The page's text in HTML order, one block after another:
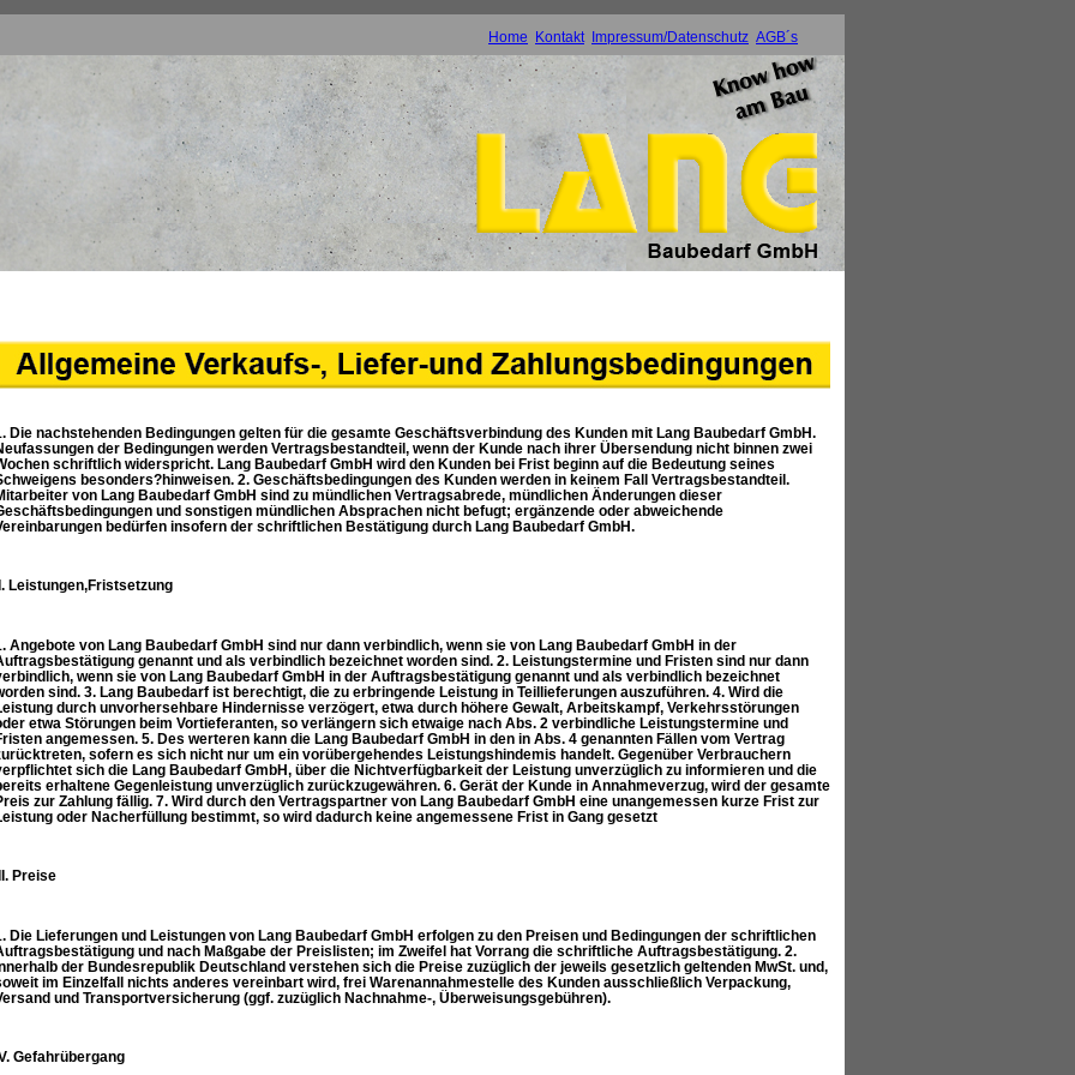
Home Kontakt Impressum/Datenschutz AGB´s
Die nachstehenden Bedingungen gelten für die gesamte Geschäftsverbindung des Kunden mit Lang Baubedarf GmbH.
der Bedingungen werden Vertragsbestandteil, wenn der Kunde nach ihrer Übersendung nicht binnen zwei
schriftlich widerspricht. Lang Baubedarf GmbH wird den Kunden bei Frist beginn auf die Bedeutung seines
besonders?hinweisen. 2. Geschäftsbedingungen des Kunden werden in keinem Fall Vertragsbestandteil.
von Lang Baubedarf GmbH sind zu mündlichen Vertragsabrede, mündlichen Änderungen dieser
und sonstigen mündlichen Absprachen nicht befugt; ergänzende oder abweichende
bedürfen insofern der schriftlichen Bestätigung durch Lang Baubedarf GmbH.
Leistungen,Fristsetzung
Angebote von Lang Baubedarf GmbH sind nur dann verbindlich, wenn sie von Lang Baubedarf GmbH in der
genannt und als verbindlich bezeichnet worden sind. 2. Leistungstermine und Fristen sind nur dann
wenn sie von Lang Baubedarf GmbH in der Auftragsbestätigung genannt und als verbindlich bezeichnet
sind. 3. Lang Baubedarf ist berechtigt, die zu erbringende Leistung in Teillieferungen auszuführen. 4. Wird die
durch unvorhersehbare Hindernisse verzögert, etwa durch höhere Gewalt, Arbeitskampf, Verkehrsstörungen
etwa Störungen beim Vortieferanten, so verlängern sich etwaige nach Abs. 2 verbindliche Leistungstermine und
angemessen. 5. Des werteren kann die Lang Baubedarf GmbH in den in Abs. 4 genannten Fällen vom Vertrag
sofern es sich nicht nur um ein vorübergehendes Leistungshindemis handelt. Gegenüber Verbrauchern
sich die Lang Baubedarf GmbH, über die Nichtverfügbarkeit der Leistung unverzüglich zu informieren und die
erhaltene Gegenleistung unverzüglich zurückzugewähren. 6. Gerät der Kunde in Annahmeverzug, wird der gesamte
zur Zahlung fällig. 7. Wird durch den Vertragspartner von Lang Baubedarf GmbH eine unangemessen kurze Frist zur
oder Nacherfüllung bestimmt, so wird dadurch keine angemessene Frist in Gang gesetzt
Preise
Die Lieferungen und Leistungen von Lang Baubedarf GmbH erfolgen zu den Preisen und Bedingungen der schriftlichen
und nach Maßgabe der Preislisten; im Zweifel hat Vorrang die schriftliche Auftragsbestätigung. 2.
der Bundesrepublik Deutschland verstehen sich die Preise zuzüglich der jeweils gesetzlich geltenden MwSt. und,
im Einzelfall nichts anderes vereinbart wird, frei Warenannahmestelle des Kunden ausschließlich Verpackung,
und Transportversicherung (ggf. zuzüglich Nachnahme-, Überweisungsgebühren).
Gefahrübergang